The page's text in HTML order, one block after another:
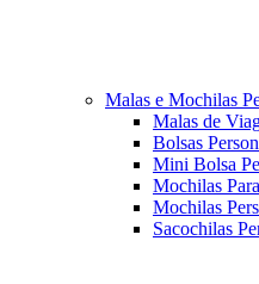
Malas e Mochilas
Malas de
Bolsas
Mini Bolsa
Mochilas
Mochilas
Sacochilas